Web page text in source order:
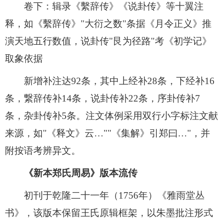
卷下：辑录《繫辞传》《说卦传》等十翼注
释，如《繫辞传》"大衍之数"条据《月令正义》推
演天地五行数值，说卦传"艮为径路"考《初学记》
取象依据
新增补注达92条，其中上经补28条，下经补16
条，繋辞传补14条，说卦传补22条，序卦传补7
条，杂卦传补5条。注文体例采用双行小字标注文献
来源，如"《释文》云…""《集解》引郑曰…"，并
附按语考辨异文。
《新本郑氏周易》版本流传
初刊于乾隆二十一年（1756年）《雅雨堂丛
书》，该版本保留王氏原辑框架，以朱墨批注形式